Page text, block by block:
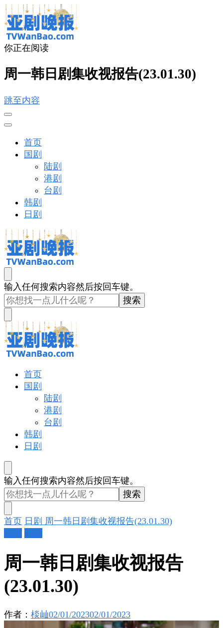
你正在阅读
周一韩日剧集收视报告(23.01.30)
跳至内容
首页
国剧
陆剧
港剧
台剧
韩剧
日剧
亚剧晚报
戏里戏外看亚洲
找
什
么
东
西
吗?
输入任何搜索内容然后按回车键。
亚剧晚报
戏里戏外看亚洲
首页
国剧
陆剧
港剧
台剧
韩剧
日剧
找
什
么
东
西
吗?
输入任何搜索内容然后按回车键。
首页 日剧 周一韩日剧集收视报告(23.01.30)
周一韩日剧集收视报告
(23.01.30)
作者： 棪屾02/01/202302/01/2023